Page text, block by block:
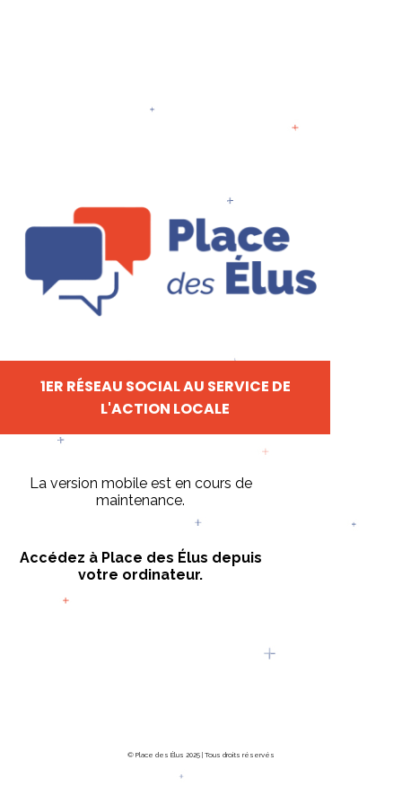
1ER RÉSEAU SOCIAL AU SERVICE DE
L'ACTION LOCALE
La version mobile est en cours de
maintenance.
Accédez à Place des Élus depuis
votre ordinateur.
© Place des Élus 2025 | Tous droits réservés